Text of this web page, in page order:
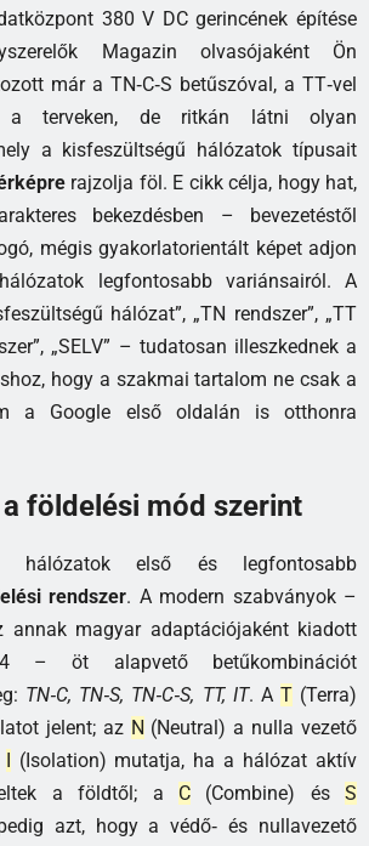
380 V DC gerincének építése
Magazin olvasójaként Ön
már a TN‑C‑S betűszóval, a TT‑vel
terveken, de ritkán látni olyan
a kisfeszültségű hálózatok típusait
rajzolja föl. E cikk célja, hogy hat,
bekezdésben – bevezetéstől
mégis gyakorlatorientált képet adjon
legfontosabb variánsairól. A
hálózat”, „TN rendszer”, „TT
„SELV” – tudatosan illeszkednek a
hogy a szakmai tartalom ne csak a
a Google első oldalán is otthonra
földelési mód szerint
hálózatok első és legfontosabb
rendszer. A modern szabványok –
annak magyar adaptációjaként kiadott
– öt alapvető betűkombinációt
TN‑C, TN‑S, TN‑C‑S, TT, IT. A T(Terra)
jelent; az N (Neutral) a nulla vezető
(Isolation) mutatja, ha a hálózat aktív
a földtől; a C(Combine) és S
azt, hogy a védő‑ és nullavezető